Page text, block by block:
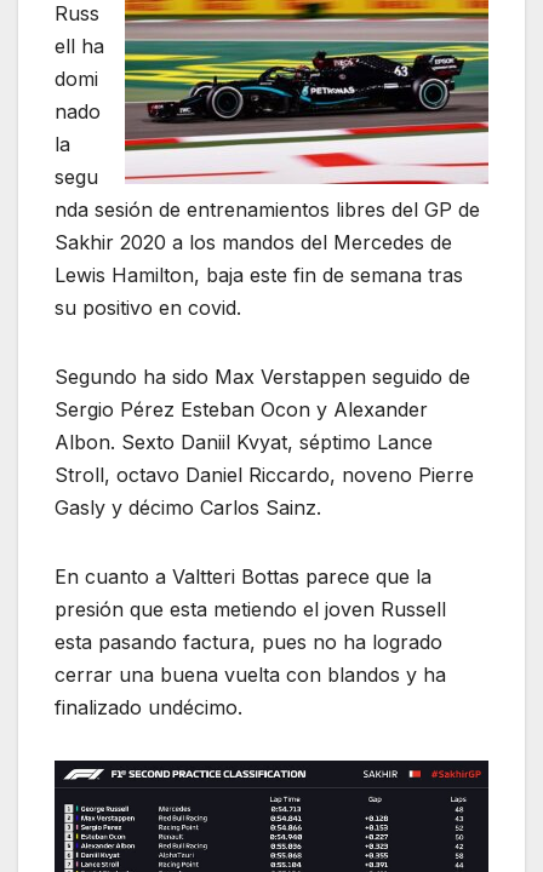
Russ
ell ha
domi
nado
la
segu
nda sesión de entrenamientos libres del GP de
Sakhir 2020 a los mandos del Mercedes de
Lewis Hamilton, baja este fin de semana tras
su positivo en covid.
Segundo ha sido Max Verstappen seguido de
Sergio Pérez Esteban Ocon y Alexander
Albon. Sexto Daniil Kvyat, séptimo Lance
Stroll, octavo Daniel Riccardo, noveno Pierre
Gasly y décimo Carlos Sainz.
En cuanto a Valtteri Bottas parece que la
presión que esta metiendo el joven Russell
esta pasando factura, pues no ha logrado
cerrar una buena vuelta con blandos y ha
finalizado undécimo.